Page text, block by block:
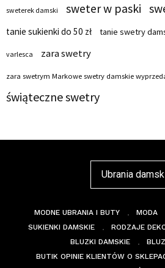
sweterek damski sweter w paski
tanie sukienki do 50 zł tanie swetry
varlesca zara swetry
zara swetrym Markowe swetry damskie
świąteczne swetry
Ubrania
MODNE UBRANIA I BUTY MODA
SUKIENKI DAMSKIE
RODZAJE
BLUZKI DAMSKIE
BUTIK OPINIE KLIENTÓW O